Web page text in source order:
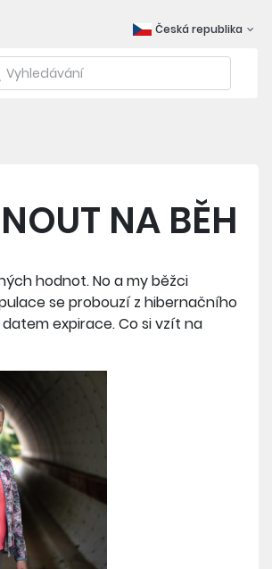
Česká republika
NA BĚH
hodnot. No a my běžci
se probouzí z hibernačního
expirace. Co si vzít na